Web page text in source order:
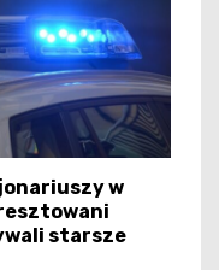
w
starsze